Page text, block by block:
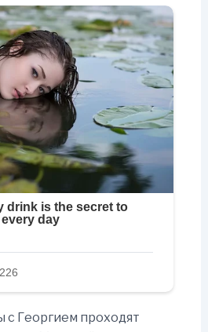
с Георгием проходят